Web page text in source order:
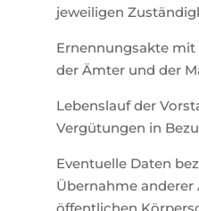
jeweiligen
Ernennungsakte mit
der Ämter und der
Lebenslauf der
Vergütungen in
Eventuelle Daten
Übernahme anderer